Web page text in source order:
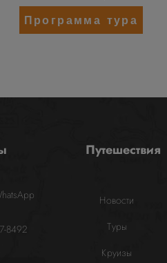
Программа тура
Путешествия
8492
Новости
Туры
Круизы